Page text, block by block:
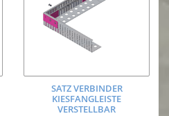
SATZ VERBINDER
KIESFANGLEISTE
VERSTELLBAR